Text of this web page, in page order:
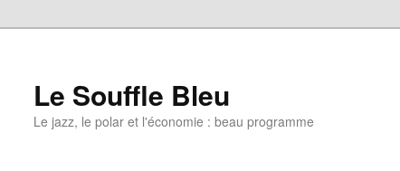
Le Souffle Bleu
Le jazz, le polar et l'économie : beau programme